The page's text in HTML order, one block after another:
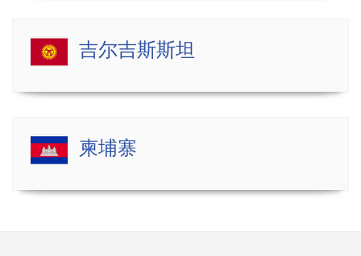
吉尔吉斯斯坦
柬埔寨